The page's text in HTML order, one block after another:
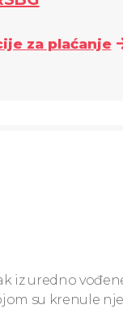
za plaćanje
iz uredno
su krenule